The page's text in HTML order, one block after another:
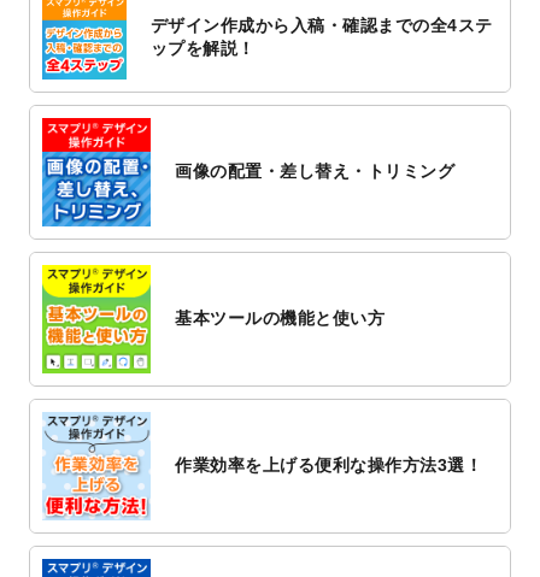
2023/1/5
スタンプカードのデザインテンプレート
追加しました。
2022/12/26
止のお知らせ
2022/12/16
トを公開いたしました。
2022/12/1
2022/11/25
【新商品】封筒が作成できるようになりま
2022/11/25
【新商品】クリアファイルが作成できるよ
2022/11/4
しました。
2022/10/26
レートを追加しました。
2022/10/26
追加しました。
2022/10/20
デザイン作成から入稿・確認までの全4ステ
ップを解説！
画像の配置・差し替え・トリミング
基本ツールの機能と使い方
作業効率を上げる便利な操作方法3選！